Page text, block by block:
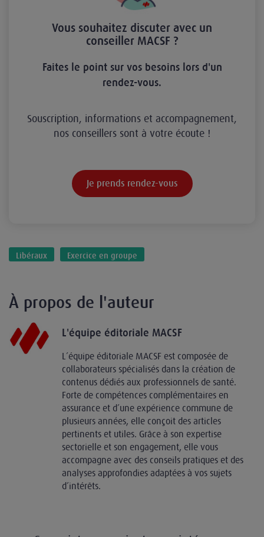
Vous souhaitez discuter avec un
conseiller MACSF ?
Faites le point sur vos besoins lors d'un
rendez-vous.
Souscription, informations et accompagnement,
nos conseillers sont à votre écoute !
Je prends rendez-vous
Libéraux Exercice en groupe
À propos de l'auteur
L'équipe éditoriale MACSF
L’équipe éditoriale MACSF est composée de
collaborateurs spécialisés dans la création de
contenus dédiés aux professionnels de santé.
Forte de compétences complémentaires en
assurance et d’une expérience commune de
plusieurs années, elle conçoit des articles
pertinents et utiles. Grâce à son expertise
sectorielle et son engagement, elle vous
accompagne avec des conseils pratiques et des
analyses approfondies adaptées à vos sujets
d’intérêts.